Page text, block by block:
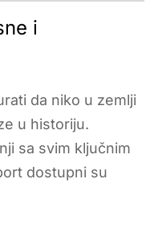
i
da niko u zemlji
u historiju.
sa svim ključnim
dostupni su